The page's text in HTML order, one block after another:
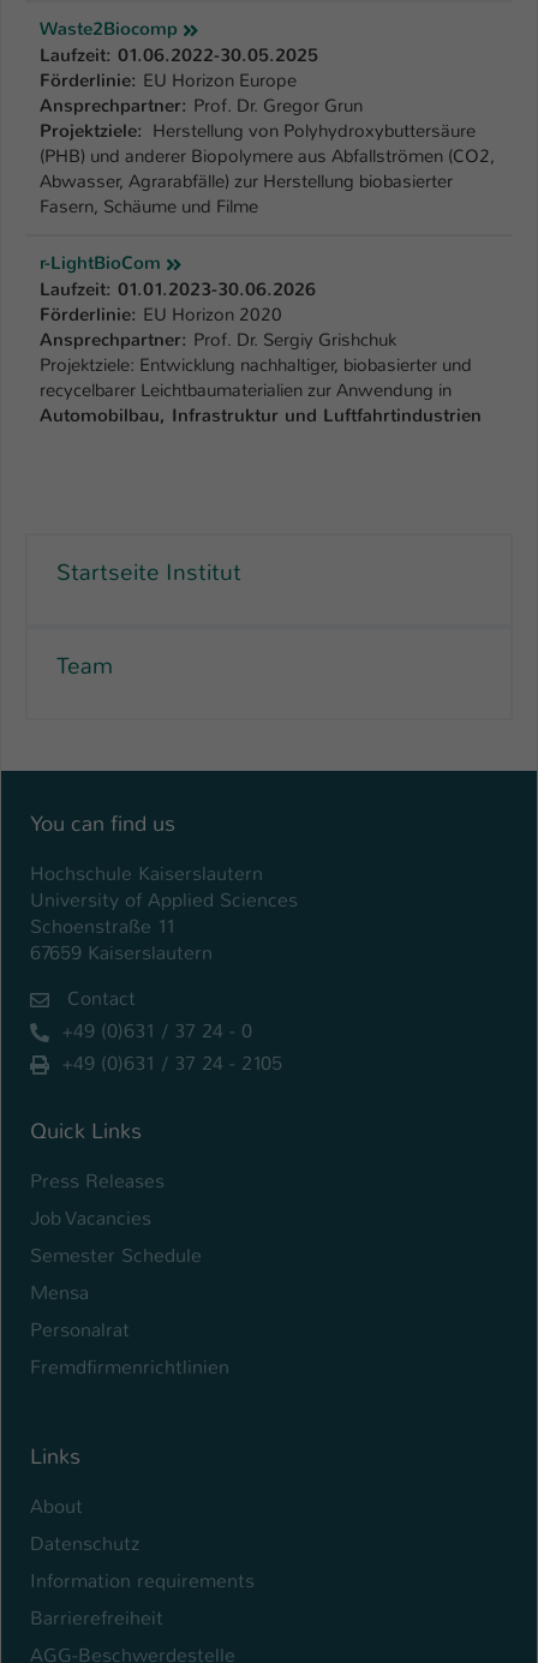
Waste2Biocomp
Laufzeit: 01.06.2022-30.05.2025
Förderlinie: EU Horizon Europe
Ansprechpartner: Prof. Dr. Gregor Grun
Projektziele: Herstellung von Polyhydroxybuttersäure
(PHB) und anderer Biopolymere aus Abfallströmen (CO2,
Abwasser, Agrarabfälle) zur Herstellung biobasierter
Fasern, Schäume und Filme
r-LightBioCom
Laufzeit: 01.01.2023-30.06.2026
Förderlinie: EU Horizon 2020
Ansprechpartner: Prof. Dr. Sergiy Grishchuk
Projektziele: Entwicklung nachhaltiger, biobasierter und
recycelbarer Leichtbaumaterialien zur Anwendung in
Automobilbau, Infrastruktur und Luftfahrtindustrien
Startseite Institut
Team
You can find us
Hochschule Kaiserslautern
University of Applied Sciences
Schoenstraße 11
67659 Kaiserslautern
Contact
+49 (0)631 / 37 24 - 0
+49 (0)631 / 37 24 - 2105
Quick Links
Press Releases
Job Vacancies
Semester Schedule
Mensa
Personalrat
Fremdfirmenrichtlinien
Links
About
Datenschutz
Information requirements
Barrierefreiheit
AGG-Beschwerdestelle
Name be_typo_user
Anbieter TYPO3
Laufzeit 1 Tag
Zweck
ein Besucher im Typo3-Backend
angemeldet ist und Rechte besitzt diese
zu verwalten.